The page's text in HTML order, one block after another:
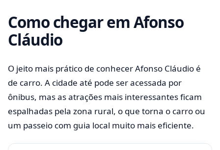
Como chegar em Afonso
Cláudio
O jeito mais prático de conhecer Afonso Cláudio é
de carro. A cidade até pode ser acessada por
ônibus, mas as atrações mais interessantes ficam
espalhadas pela zona rural, o que torna o carro ou
um passeio com guia local muito mais eficiente.